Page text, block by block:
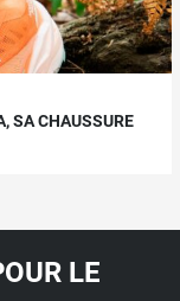
SA CHAUSSURE
LE